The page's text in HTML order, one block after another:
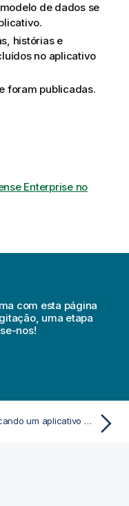
de dados se
histórias e
no aplicativo
foram publicadas.
Enterprise no
com esta página
uma etapa
nos!
Publicando um aplicativo do hub